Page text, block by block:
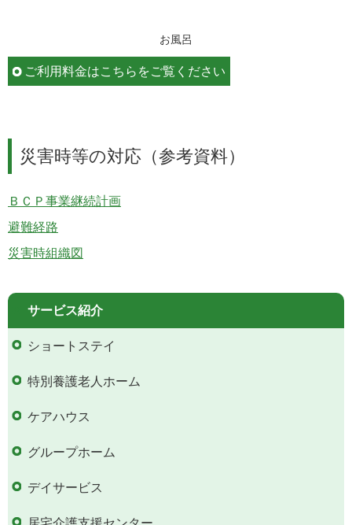
お風呂
ご利用料金はこちらをご覧ください
災害時等の対応（参考資料）
ＢＣＰ事業継続計画
避難経路
災害時組織図
サービス紹介
ショートステイ
特別養護老人ホーム
ケアハウス
グループホーム
デイサービス